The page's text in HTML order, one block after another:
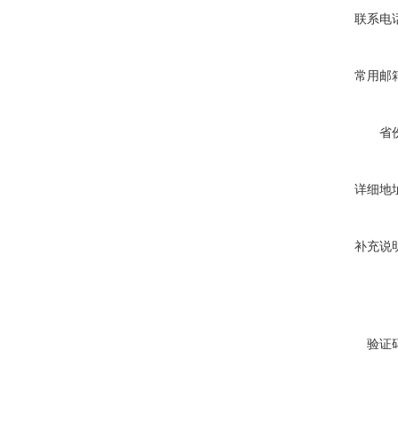
联系电
常用邮
省
详细地
补充说
验证